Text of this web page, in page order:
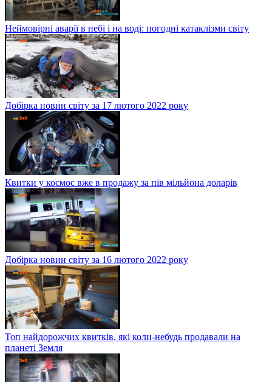
Неймовірні аварії в небі і на воді: погодні катаклізми світу
Добірка новин світу за 17 лютого 2022 року
Квитки у космос вже в продажу за пів мільйона доларів
Добірка новин світу за 16 лютого 2022 року
Топ найдорожчих квитків, які коли-небудь продавали на
планеті Земля